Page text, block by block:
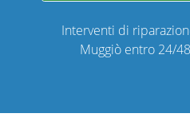
Interventi di
Muggiò entro 24/